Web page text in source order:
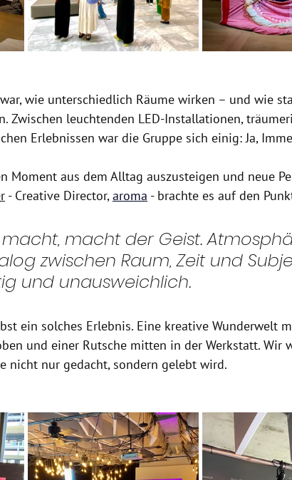
wie unterschiedlich Räume wirken – und wie
Zwischen leuchtenden LED-Installationen,
Erlebnissen war die Gruppe sich einig: Ja,
Moment aus dem Alltag auszusteigen und neue
- Creative Director, aroma - brachte es auf den
macht der Geist.
zwischen Raum, Zeit und
und unausweichlich.
ein solches Erlebnis. Eine kreative Wunderwelt
und einer Rutsche mitten in der Werkstatt. Wir
nicht nur gedacht, sondern gelebt wird.